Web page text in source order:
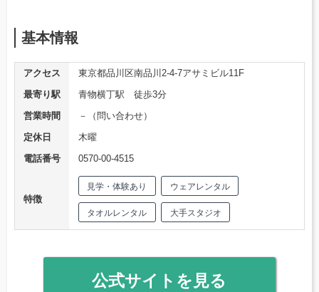
基本情報
アクセス
東京都品川区南品川2-4-7アサミビル11F
最寄り駅
青物横丁駅 徒歩3分
営業時間
－（問い合わせ）
定休日
木曜
電話番号
0570-00-4515
特徴
見学・体験あり ウェアレンタル
タオルレンタル 大手スタジオ
公式サイトを見る